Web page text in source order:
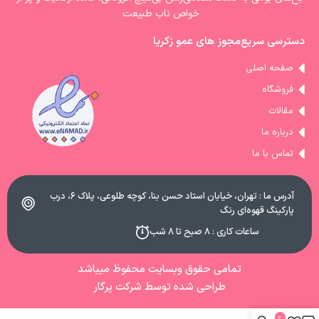
خواص ناب طبیعت
دسترسی سریعمجوز های عمو زکریا
صفحه اصلی
فروشگاه
مقالات
درباره ما
تماس با ما
آدرس ما : تهران، خیابان استاد حسن بنا، کوچه طلوعی، پلاک ۶، درب
پارکینگ قهوه‌ای رنگ
ساعات کاری : ۸ صبح تا ۸ شب
تمامی حقوق وبسایت محفوظ میباشد
طراحی شده توسط شرکت پرگار
0